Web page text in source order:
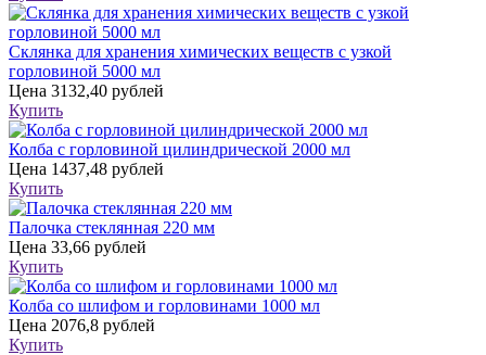
Склянка для хранения химических веществ с узкой
горловиной 5000 мл
Цена 3132,40 рублей
Купить
Колба с горловиной цилиндрической 2000 мл
Цена 1437,48 рублей
Купить
Палочка стеклянная 220 мм
Цена 33,66 рублей
Купить
Колба со шлифом и горловинами 1000 мл
Цена 2076,8 рублей
Купить